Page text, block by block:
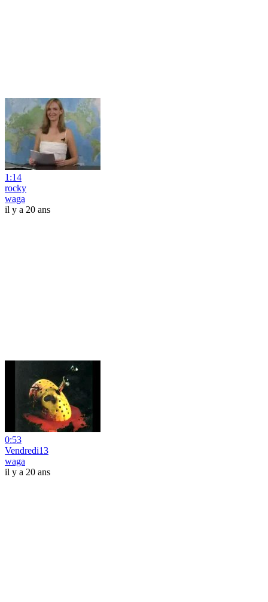
1:14
rocky
waga
il y a 20 ans
0:53
Vendredi13
waga
il y a 20 ans